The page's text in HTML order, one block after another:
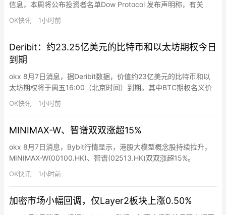
信息，本周将公布投资者名单Dow Protocol 发布声明称，有关
“OKX Ventures 投资 Dow Protocol”的说法均为虚假信息，其计划
于本周公布一系列投资者，其中并不包括 OKX Ventures。Dow
OK快讯 1小时前
Deribit：约23.25亿美元的比特币和以太坊期权今日
到期
okx 8月7日消息，据Deribit数据，价值约23亿美元的比特币和以
太坊期权将于周五16:00（北京时间）到期。其中BTC期权名义价
值约20亿美元，看跌/看涨比率为0.26，最大痛点为63,500美元；
ETH期权名义价值约3.253亿美元，看跌/看涨比率为0.73，最大痛
动性，是交易短…
OK快讯 1小时前
MINIMAX-W、智谱双双涨超15%
okx 8月7日消息，Bybit行情显示，港股大模型概念股持续拉升，
MINIMAX-W(00100.HK)、智谱(02513.HK)双双涨超15%。
OK快讯 1小时前
加密市场小幅回调，仅Layer2板块上涨0.50%